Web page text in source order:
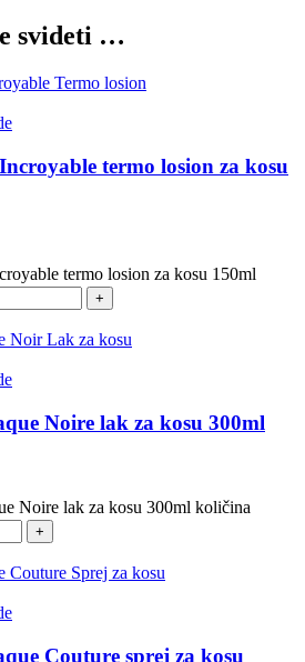
svideti …
termo losion za kosu
termo losion za kosu 150ml
Noire lak za kosu 300ml
Noire lak za kosu 300ml količina
Couture sprej za kosu